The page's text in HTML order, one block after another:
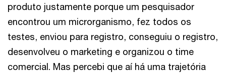
produto justamente porque um pesquisador
encontrou um microrganismo, fez todos os
testes, enviou para registro, conseguiu o registro,
desenvolveu o marketing e organizou o time
comercial. Mas percebi que aí há uma trajetória